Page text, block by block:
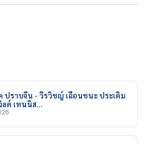
ราบจีน - วีรวิชญ์ เฉือนชนะ ประเดิม
ด์ เทนนิส…